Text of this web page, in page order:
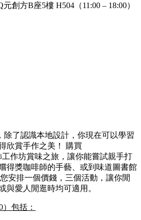
創方B座5樓 H504（11:00 – 18:00）
除了認識本地設計，你現在可以學習
欣賞手作之美！ 購買
工作坊賞味之旅，讓你能嘗試親手打
得獎咖啡師的手藝、或到味道圖書館
安排一個價錢，三個活動，讓你閒
與愛人閒逛時均可適用。
包括：